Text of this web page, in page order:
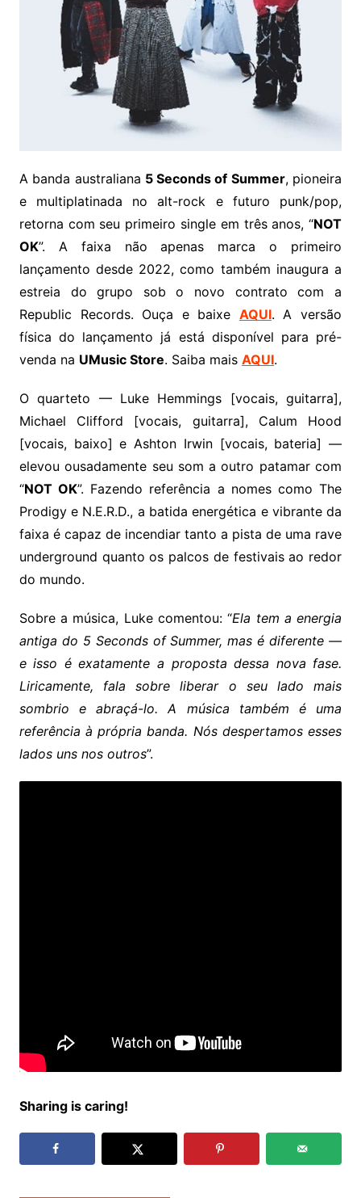
A banda australiana 5 Seconds of Summer, pioneira
e multiplatinada no alt-rock e futuro punk/pop,
retorna com seu primeiro single em três anos, “NOT
OK”. A faixa não apenas marca o primeiro
lançamento desde 2022, como também inaugura a
estreia do grupo sob o novo contrato com a
Republic Records. Ouça e baixe AQUI. A versão
física do lançamento já está disponível para pré-
venda na UMusic Store. Saiba mais AQUI.
O quarteto — Luke Hemmings [vocais, guitarra],
Michael Clifford [vocais, guitarra], Calum Hood
[vocais, baixo] e Ashton Irwin [vocais, bateria] —
elevou ousadamente seu som a outro patamar com
“NOT OK”. Fazendo referência a nomes como The
Prodigy e N.E.R.D., a batida energética e vibrante da
faixa é capaz de incendiar tanto a pista de uma rave
underground quanto os palcos de festivais ao redor
do mundo.
Sobre a música, Luke comentou: “Ela tem a energia
antiga do 5 Seconds of Summer, mas é diferente —
e isso é exatamente a proposta dessa nova fase.
Liricamente, fala sobre liberar o seu lado mais
sombrio e abraçá-lo. A música também é uma
referência à própria banda. Nós despertamos esses
lados uns nos outros”.
Sharing is caring!